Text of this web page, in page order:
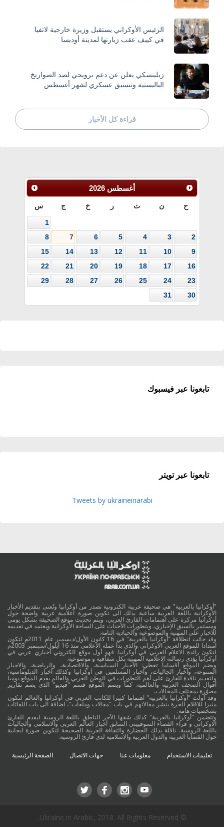
الرئيس الأوكراني يستقبل وزيرة خارجية لاتفيا
في كييف عقب زيارتها لمدينة أوديسا
زيلينسكي يعلن عن دعم نرويجي لصد الصواريخ
الباليستية وتنسيق عسكري لشهر أغسطس
قراءة كل الأخبار
أغسطس 2026
ح ن ث ر خ ج س
1
2
3
4
5
6
7
8
9
10
11
12
13
14
15
16
17
18
19
20
21
22
23
24
25
26
27
28
29
30
31
تابعونا عبر فيسبوك
تابعونا عبر تويتر
Tweets by ukraineinarabi
"أوكرانيا بالعربية" هي صحيفة عربية الكترونية تصدر من أوكرانيا وتُعنى بتقديم الأخبار
الأوكرانية باللغة العربية ساعية بذلك الى تكوين صورة اعلامية عربية واضحة حول
أوكرانيا مركزة على اهتمامات القارئ العربي، ويتم تحديث موقع الصحيفة بشكل يومي
ومستمر بالسبق الإخباري، وبتطورات الأحداث على الساحة الأوكرانية ويعتمد في تقديمه
للاخبار على المهنية والموضوعية والحيادية التامة.
وقد جائت انطلاقة "أوكرانيا بالعربية" في 16 كانون الأول/ديسمبر عام 2011م لتكون
امتدادا للموقع العربي الاوكراني والذي بدأ عمله الاعلامي منذ 16 أيلول/سبتمبر 2003م
لتكون رائدة الاعلام العربي في أوكرانيا. فهو أول موقع الكتروني أخباري عربي في
أوكرانيا يؤدي رسالته الاعلامية المهنية بكل شفافية و موضوعية.
ويضم الموقع أقساماً تغطي: الأخبار السياسية، والاقتصادية، والرياضية، والاخبار
المتنوعة، وأخبار الجاليات، وأخبار المسلمين في أوكرانيا وكذلك أخبار الدبلوماسية،
ولتقديم نافذة للقارئ على أهم التطورات في الوطن العربي والعالم يقدم الموقع يوميا
أقوال الصحف العربية والعالمية. كما ويضم الموقع قسم "فيديو" الذي يضم تقارير
مصوَّرة بمختلف المجالات.
وقد أولت "أوكرانيا بالعربية" اهتماما كبيرا للكاتب العربي في أوكرانيا والعالم لتكون
منبرا للاقلام الحرة بنشر مقالاتهم في باب "مقالات وملفات"، اضافة الى باب اللقائات
بشخصيات هامة.
وتتضمن "أوكرانيا بالعربية" كذلك شقها الآخر الناطق باللغة الروسية ليقدم للقارئ
الاوكراني و قراء الفضاء السوفييتي السابق أخبار العالم العربي والاسلامي والجاليات
باللغة الروسية. ناقلة بذلك الحضارة والثقافة العربية الصحيحة لتكوين صورة ايجابية
حول القضايا العربية والدول العربية والاسلامية لدى قارئ الروسية.
تعليمات الاستخدام معلومات عنا جهات الاتصال الصفحة الرئيسية
© Ukraine in Arabic, 2018. All Rights Reserved.